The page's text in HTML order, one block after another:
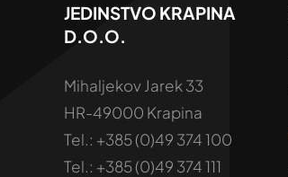
JEDINSTVO KRAPINA
D.o.o.
Mihaljekov Jarek 33
HR-49000 Krapina
Tel.: +385 (0)49 374 100
Tel.: +385 (0)49 374 111